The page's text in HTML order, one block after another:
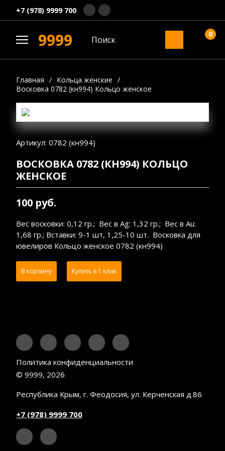
+7 (978) 9999 700
9999 0
Главная / Кольца женские /
Восковка 0782 (кн994) Кольцо женское
Артикул: 0782 (кн994)
ВОСКОВКА 0782 (КН994) КОЛЬЦО
ЖЕНСКОЕ
100 руб.
Вес восковки: 0,12 гр.; Вес в Ag: 1,32 гр.; Вес в Au:
1,68 гр.; Вставки: 9-1 шт, 1,25-10 шт. Восковка для
ювелиров Кольцо женское 0782 (кн994)
В корзину Купить в 1 клик
Политика конфиденциальности
© 9999, 2026
Республика Крым, г. Феодосия, ул. Керченская д.86
+7 (978) 9999 700